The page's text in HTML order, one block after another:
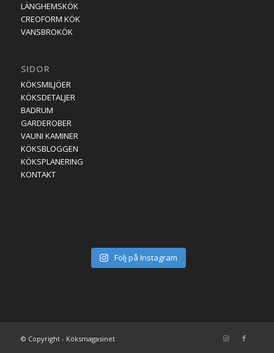
LÄNGHEMSKÖK
CREOFORM KÖK
VANSBROKÖK
SIDOR
KÖKSMILJÖER
KÖKSDETALJER
BADRUM
GARDEROBER
VAUNI KAMINER
KÖKSBLOGGEN
KÖKSPLANERING
KONTAKT
Följ på Instagram
© Copyright - Köksmagasinet